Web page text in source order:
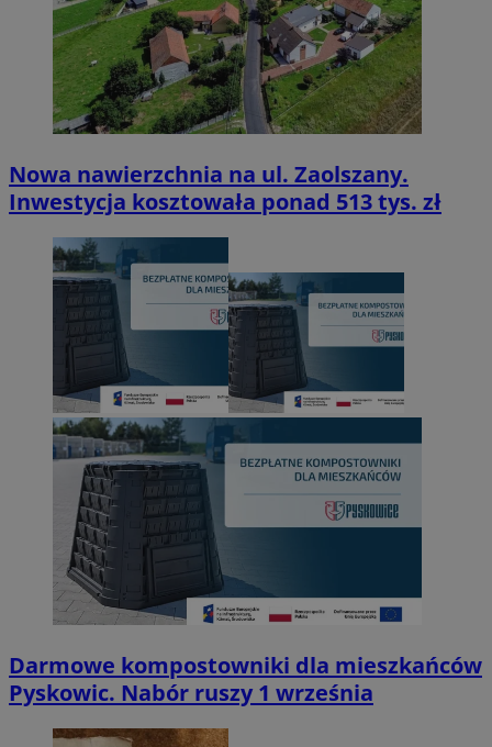
Nowa nawierzchnia na ul. Zaolszany.
Inwestycja kosztowała ponad 513 tys. zł
Darmowe kompostowniki dla mieszkańców
Pyskowic. Nabór ruszy 1 września